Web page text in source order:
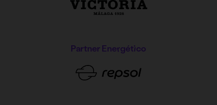
Partner Energético